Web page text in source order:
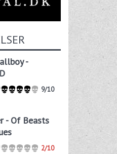
-
9/10
- Of Beasts
2/10